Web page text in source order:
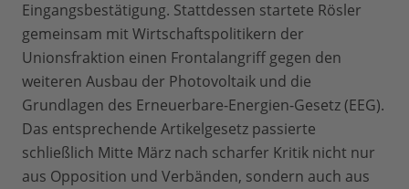
Eingangsbestätigung. Stattdessen startete Rösler
gemeinsam mit Wirtschaftspolitikern der
Unionsfraktion einen Frontalangriff gegen den
weiteren Ausbau der Photovoltaik und die
Grundlagen des Erneuerbare-Energien-Gesetz (EEG).
Das entsprechende Artikelgesetz passierte
schließlich Mitte März nach scharfer Kritik nicht nur
aus Opposition und Verbänden, sondern auch aus